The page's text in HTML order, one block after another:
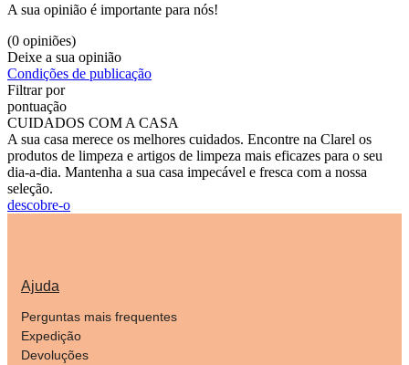
A sua opinião é importante para nós!
(0 opiniões)
Deixe a sua opinião
Condições de publicação
Filtrar por
pontuação
CUIDADOS COM A CASA
A sua casa merece os melhores cuidados. Encontre na Clarel os
produtos de limpeza e artigos de limpeza mais eficazes para o seu
dia-a-dia. Mantenha a sua casa impecável e fresca com a nossa
seleção.
descobre-o
Ajuda
Perguntas mais frequentes
Expedição
Devoluções